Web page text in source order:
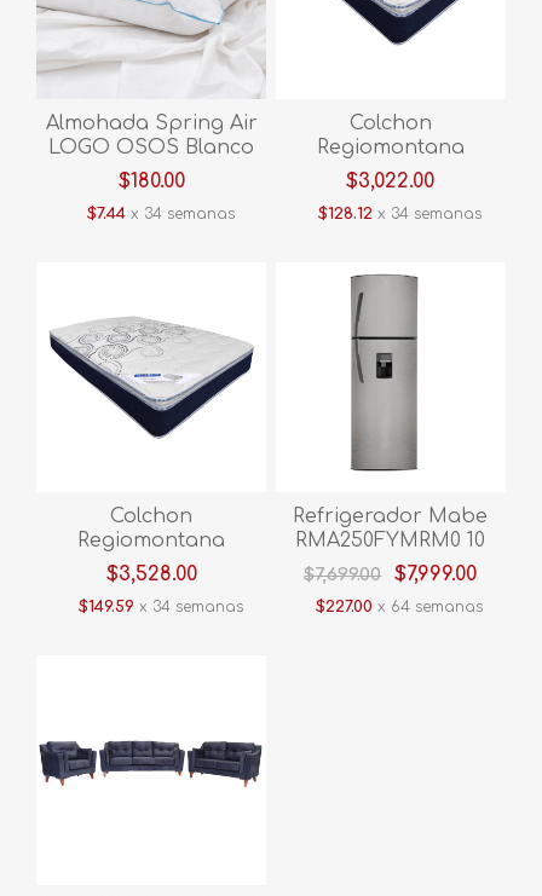
Almohada Spring Air
LOGO OSOS Blanco
$180.00
$7.44x 34 semanas
Colchon
Regiomontana
London Matrimonial
$3,022.00
$128.12 x 34 semanas
Colchon
Regiomontana
London Queen size
$3,528.00
$149.59 x 34 semanas
Refrigerador Mabe
RMA250FYMRM0 10
Pies Inox
$7,699.00 $7,999.00
$227.00 x 64 semanas